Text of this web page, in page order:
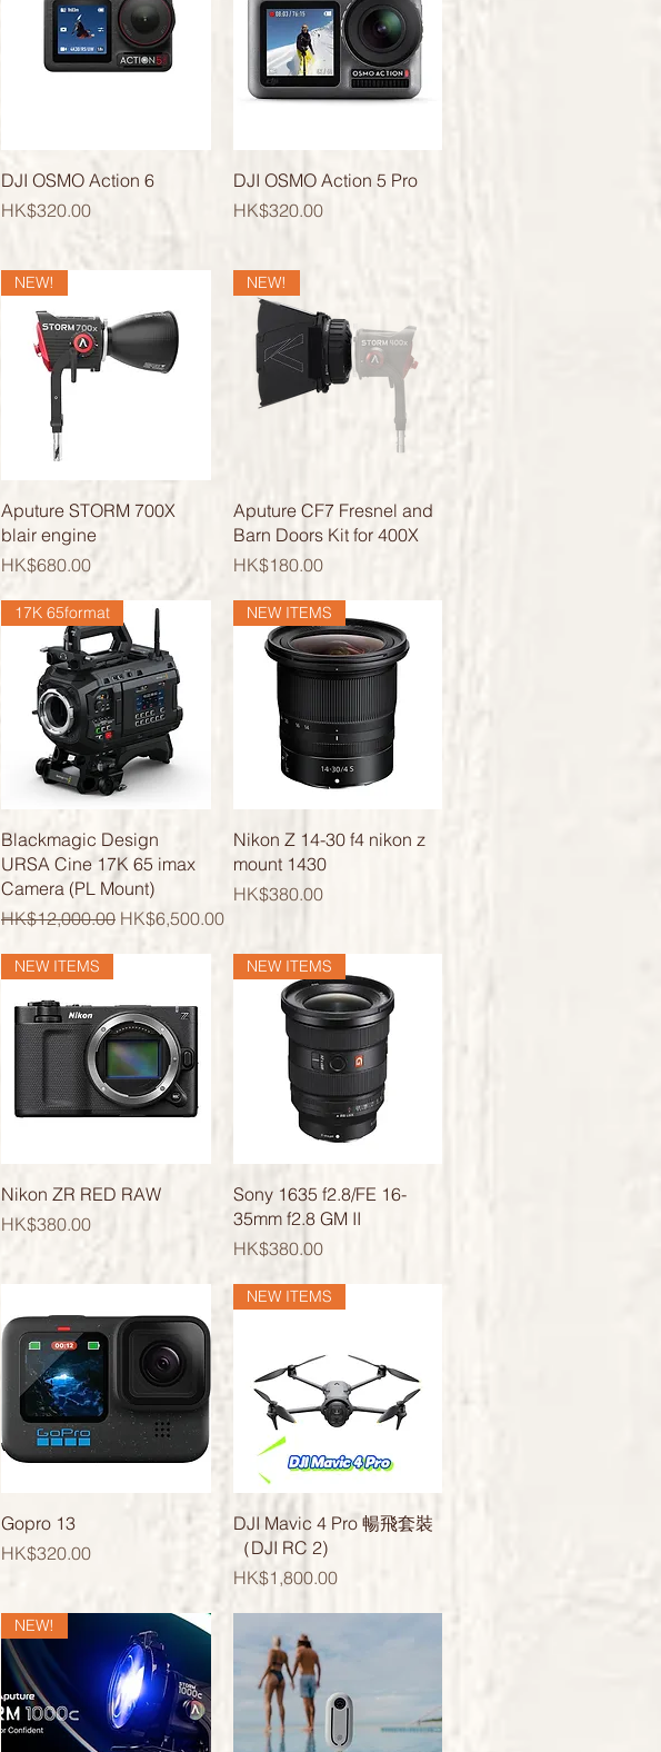
快速瀏覽
DJI OSMO Action 6
價格
HK$320.00
快速瀏覽
DJI OSMO Action 5 Pro
價格
HK$320.00
快速瀏覽
NEW!
Aputure STORM 700X
blair engine
價格
HK$680.00
快速瀏覽
NEW!
Aputure CF7 Fresnel and
Barn Doors Kit for 400X
價格
HK$180.00
快速瀏覽
17K 65format
Blackmagic Design
URSA Cine 17K 65 imax
Camera (PL Mount)
一般價格
HK$12,000.00 促銷價格
HK$6,500.00
快速瀏覽
NEW ITEMS
Nikon Z 14-30 f4 nikon z
mount 1430
價格
HK$380.00
快速瀏覽
NEW ITEMS
Nikon ZR RED RAW
價格
HK$380.00
快速瀏覽
NEW ITEMS
Sony 1635 f2.8/FE 16-
35mm f2.8 GM II
價格
HK$380.00
快速瀏覽
Gopro 13
價格
HK$320.00
快速瀏覽
NEW ITEMS
DJI Mavic 4 Pro 暢飛套裝
（DJI RC 2)
價格
HK$1,800.00
NEW!